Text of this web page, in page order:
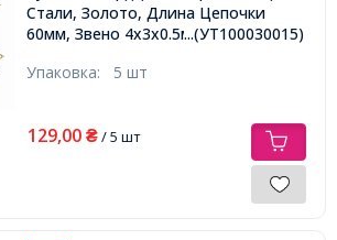
Стали, Золото, Длина Цепочки
60мм, Звено 4х3х0.5мм, Кулон
...(УТ100030015)
Упаковка: 5 шт
129,00 ₴/ 5 шт